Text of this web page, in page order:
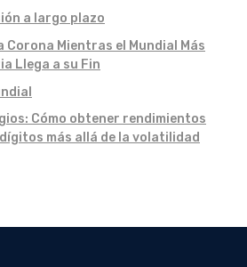
a largo plazo
Corona Mientras el Mundial Más
Llega a su Fin
Cómo obtener rendimientos
más allá de la volatilidad